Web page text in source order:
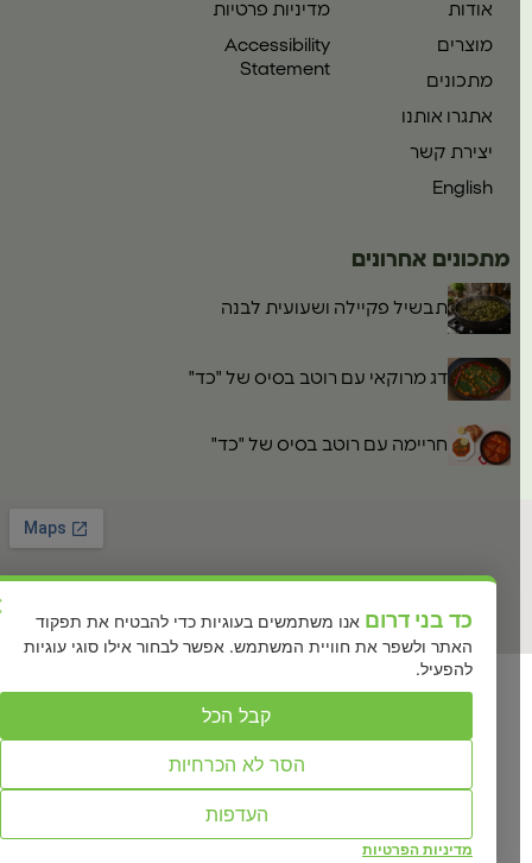
אודות
מוצרים
מתכונים
אתגרו אותנו
יצירת קשר
English
מדיניות פרטיות
Accessibility
Statement
מתכונים אחרונים
תבשיל פקיילה ושעועית לבנה
דג מרוקאי עם רוטב בסיס של "כד"
חריימה עם רוטב בסיס של "כד"
created by nuni design
כד בני דרוםאנו משתמשים בעוגיות כדי להבטיח את תפקוד
האתר ולשפר את חוויית המשתמש. אפשר לבחור אילו סוגי עוגיות
להפעיל.
קבל הכל
הסר לא הכרחיות
העדפות
מדיניות הפרטיות